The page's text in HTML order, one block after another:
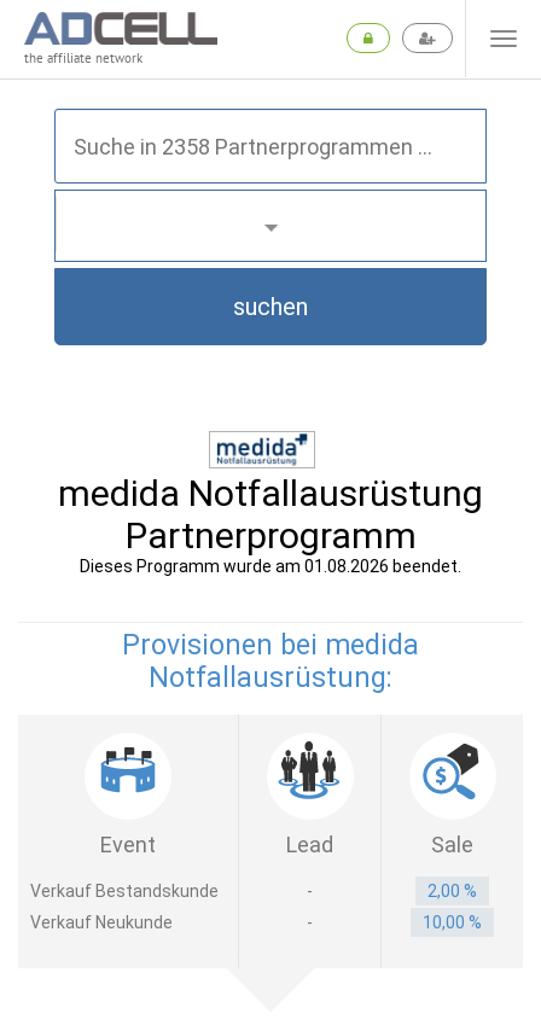
the affiliate network
suchen
medida Notfallausrüstung
Partnerprogramm
Dieses Programm wurde am 01.08.2026 beendet.
Provisionen bei medida
Notfallausrüstung:
Event Lead Sale
Verkauf Bestandskunde -
2,00 %
Verkauf Neukunde
- 10,00 %